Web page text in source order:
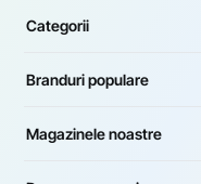
Categorii
Branduri populare
Magazinele noastre